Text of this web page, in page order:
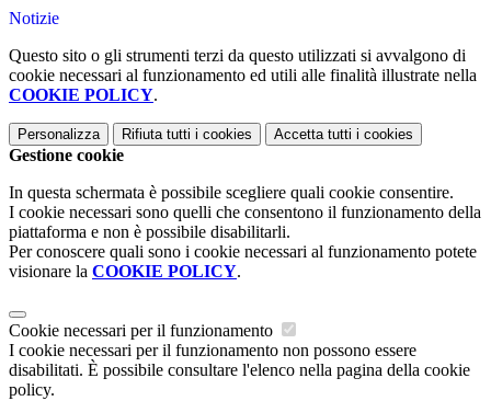
Notizie
Questo sito o gli strumenti terzi da questo utilizzati si avvalgono di
cookie necessari al funzionamento ed utili alle finalità illustrate nella
COOKIE POLICY.
Personalizza Rifiuta tutti i cookies Accetta tutti i cookies
Gestione cookie
In questa schermata è possibile scegliere quali cookie consentire.
I cookie necessari sono quelli che consentono il funzionamento della
piattaforma e non è possibile disabilitarli.
Per conoscere quali sono i cookie necessari al funzionamento potete
visionare la COOKIE POLICY.
Cookie necessari per il funzionamento
I cookie necessari per il funzionamento non possono essere
disabilitati. È possibile consultare l'elenco nella pagina della cookie
policy.